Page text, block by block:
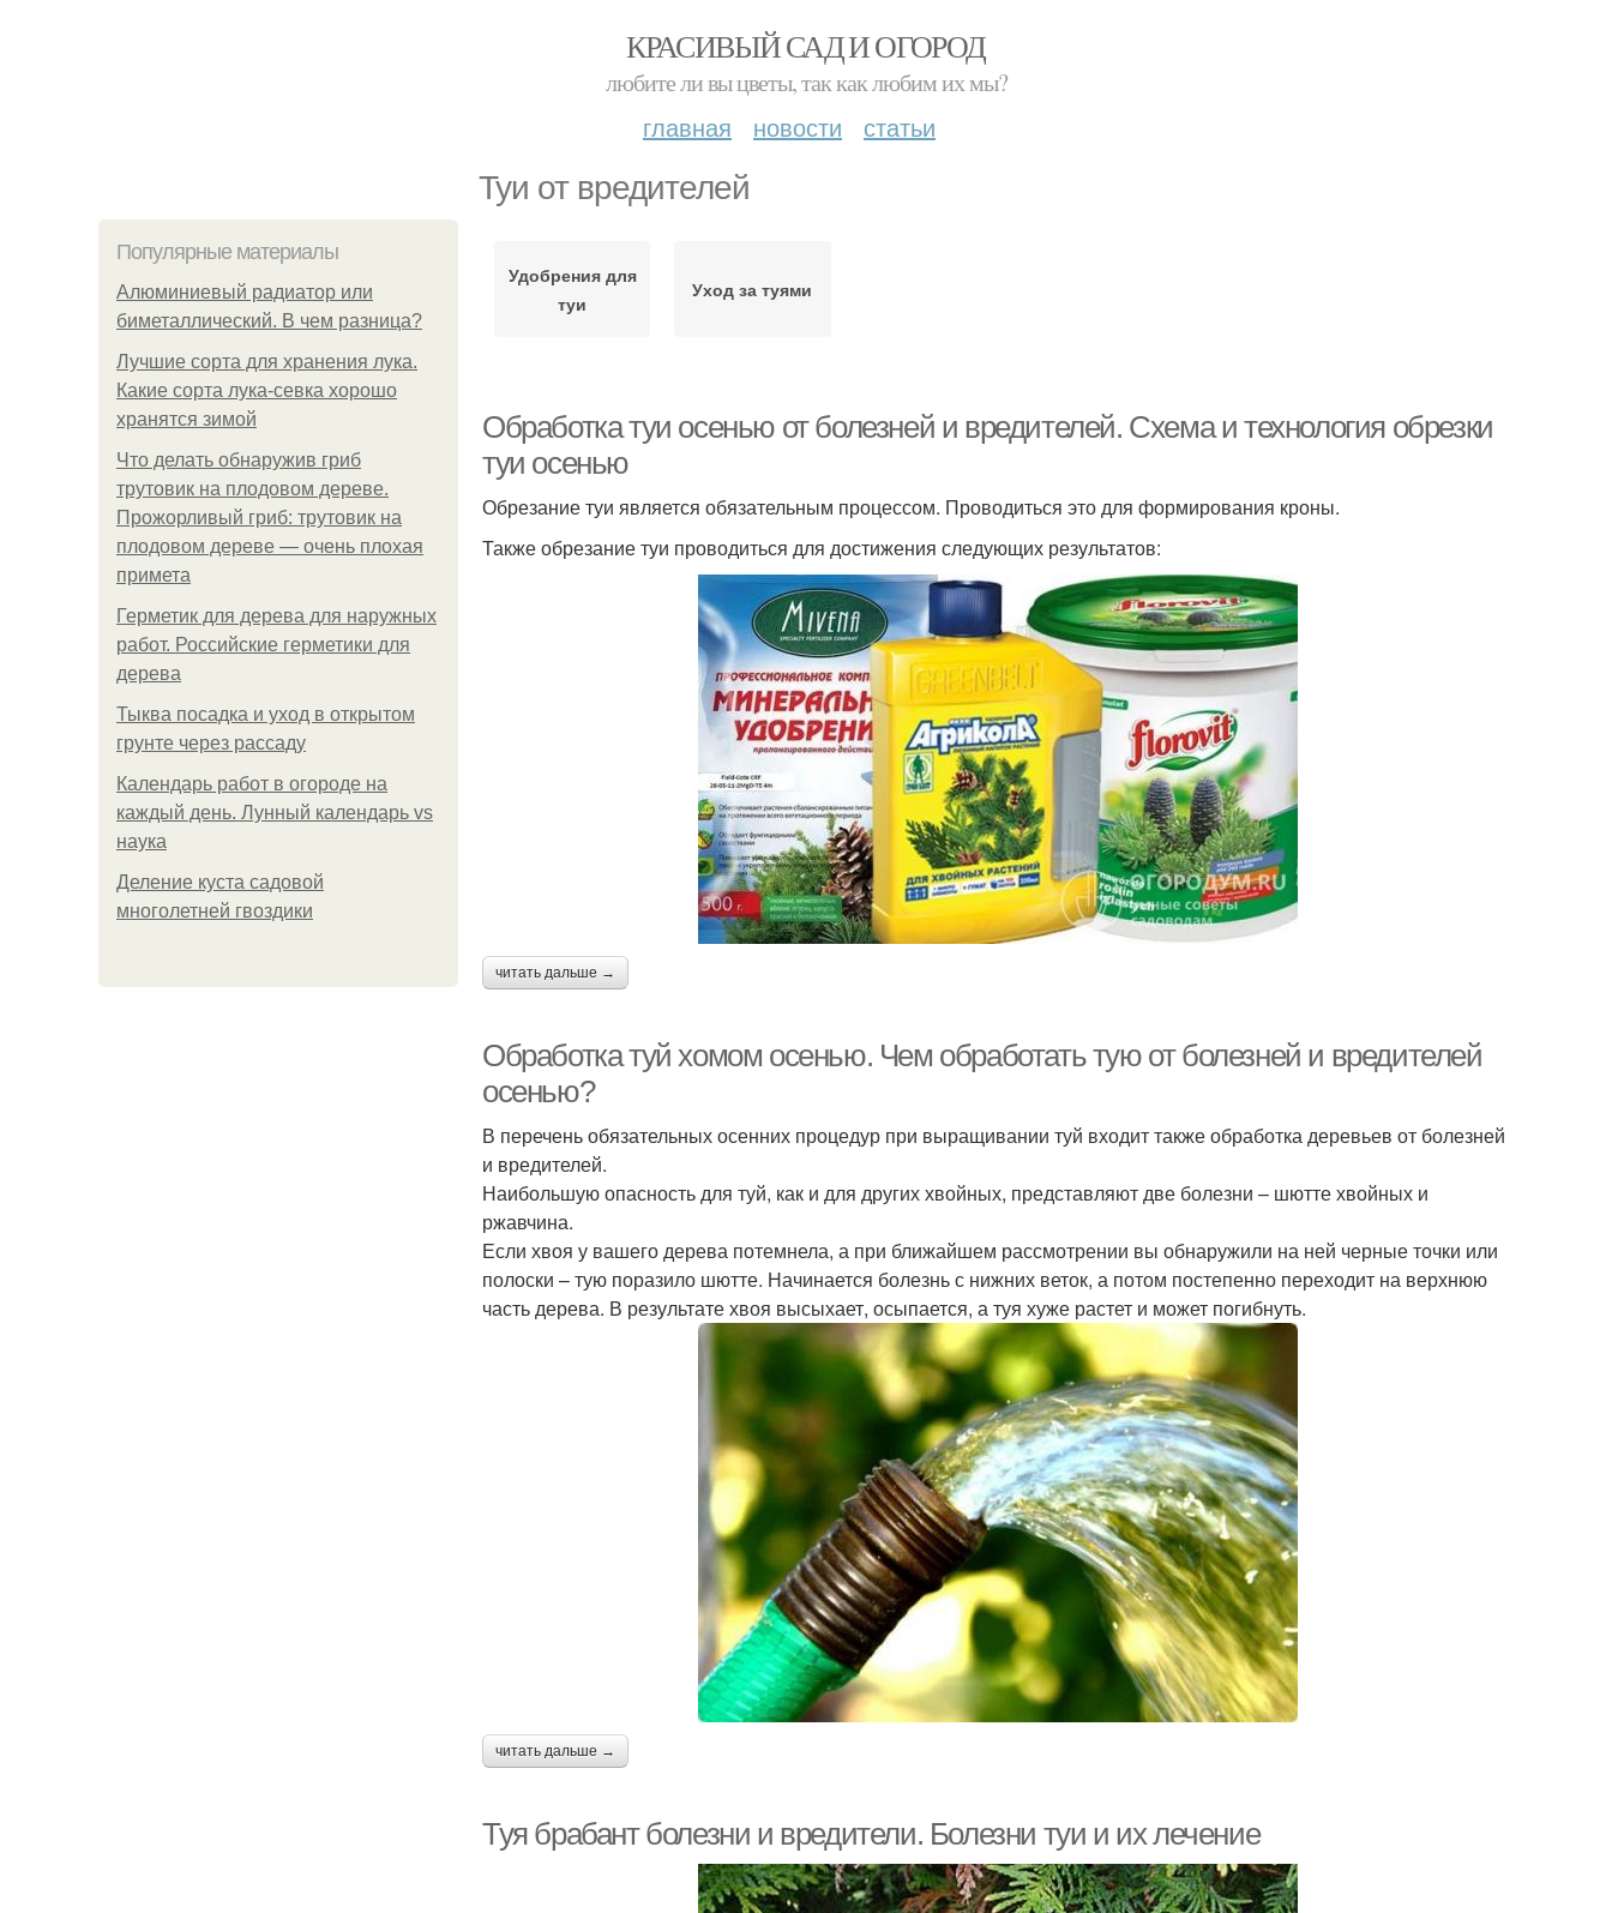
КРАСИВЫЙ САД И ОГОРОД
любите ли вы цветы, так как любим их мы?
главная новости статьи
Туи от вредителей
Популярные материалы
Алюминиевый радиатор или
биметаллический. В чем разница?
Лучшие сорта для хранения лука.
Какие сорта лука-севка хорошо
хранятся зимой
Что делать обнаружив гриб
трутовик на плодовом дереве.
Прожорливый гриб: трутовик на
плодовом дереве — очень плохая
примета
Герметик для дерева для наружных
работ. Российские герметики для
дерева
Тыква посадка и уход в открытом
грунте через рассаду
Календарь работ в огороде на
каждый день. Лунный календарь vs
наука
Деление куста садовой
многолетней гвоздики
Удобрения для
туи
Уход за туями
Обработка туи осенью от болезней и вредителей. Схема и технология обрезки
туи осенью
Обрезание туи является обязательным процессом. Проводиться это для формирования кроны.
Также обрезание туи проводиться для достижения следующих результатов:
читать дальше →
Обработка туй хомом осенью. Чем обработать тую от болезней и вредителей
осенью?
В перечень обязательных осенних процедур при выращивании туй входит также обработка деревьев от болезней
и вредителей.
Наибольшую опасность для туй, как и для других хвойных, представляют две болезни – шютте хвойных и
ржавчина.
Если хвоя у вашего дерева потемнела, а при ближайшем рассмотрении вы обнаружили на ней черные точки или
полоски – тую поразило шютте. Начинается болезнь с нижних веток, а потом постепенно переходит на верхнюю
часть дерева. В результате хвоя высыхает, осыпается, а туя хуже растет и может погибнуть.
читать дальше →
Туя брабант болезни и вредители. Болезни туи и их лечение